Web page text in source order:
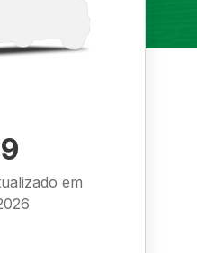
em